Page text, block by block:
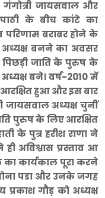
गंगोत्री जायसवाल और
के बीच कांटे का
बराबर होने के
अध्यक्ष बनने का अवसर
पिछड़ी जाति के पुरुष के
बने। वर्ष-2010 में
हुआ और इस बार
जायसवाल अध्यक्ष चुनीं
पुरुष के लिए आरक्षित
के पुत्र हरीश राणा ने
अविश्वास प्रस्ताव आ
का कार्यकाल पूरा करने
पडा और उनके जगह
गौड़ को अध्यक्ष